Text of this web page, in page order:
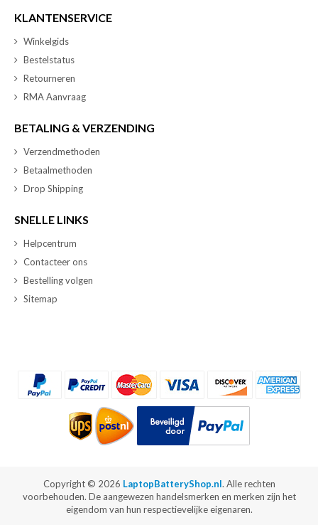
KLANTENSERVICE
Winkelgids
Bestelstatus
Retourneren
RMA Aanvraag
BETALING & VERZENDING
Verzendmethoden
Betaalmethoden
Drop Shipping
SNELLE LINKS
Helpcentrum
Contacteer ons
Bestelling volgen
Sitemap
Copyright © 2026 LaptopBatteryShop.nl. Alle rechten
voorbehouden. De aangewezen handelsmerken en merken zijn het
eigendom van hun respectievelijke eigenaren.